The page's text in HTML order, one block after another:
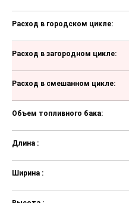
дверей
Укороченная
Тканевая
Подогрев
сиденья
Механическая
сиденья
Расход в городском цикле:
Расход в загородном цикле:
Расход в смешанном цикле:
Объем топливного бака:
Длина :
Ширина :